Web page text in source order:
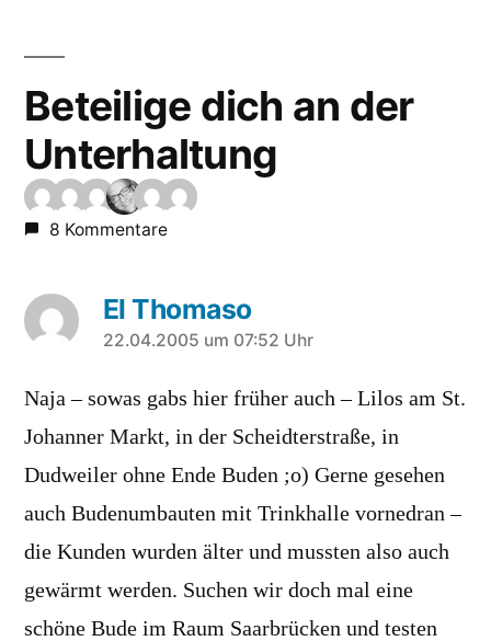
Beteilige dich an der
Unterhaltung
8 Kommentare
El Thomaso
sagt:
22.04.2005 um 07:52 Uhr
Naja – sowas gabs hier früher auch – Lilos am St.
Johanner Markt, in der Scheidterstraße, in
Dudweiler ohne Ende Buden ;o) Gerne gesehen
auch Budenumbauten mit Trinkhalle vornedran –
die Kunden wurden älter und mussten also auch
gewärmt werden. Suchen wir doch mal eine
schöne Bude im Raum Saarbrücken und testen